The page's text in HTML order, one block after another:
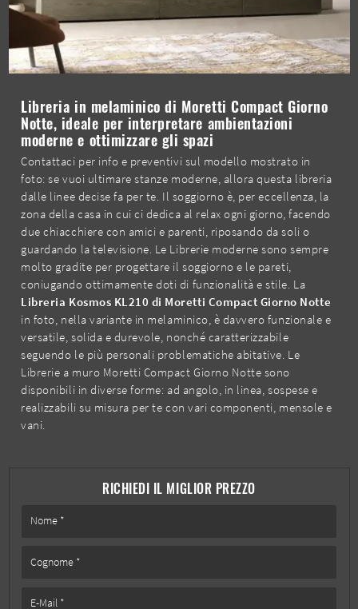
RICHIEDI IL MIGLIOR PREZZO
Libreria in melaminico di Moretti Compact Giorno
Notte, ideale per interpretare ambientazioni
moderne e ottimizzare gli spazi
Contattaci per info e preventivi sul modello mostrato in
foto: se vuoi ultimare stanze moderne, allora questa libreria
dalle linee decise fa per te. Il soggiorno è, per eccellenza, la
zona della casa in cui ci dedica al relax ogni giorno, facendo
due chiacchiere con amici e parenti, riposando da soli o
guardando la televisione. Le Librerie moderne sono sempre
molto gradite per progettare il soggiorno e le pareti,
coniugando ottimamente doti di funzionalità e stile. La
Libreria Kosmos KL210 di Moretti Compact Giorno Notte
in foto, nella variante in melaminico, è davvero funzionale e
versatile, solida e durevole, nonché caratterizzabile
seguendo le più personali problematiche abitative. Le
Librerie a muro Moretti Compact Giorno Notte sono
disponibili in diverse forme: ad angolo, in linea, sospese e
realizzabili su misura per te con vari componenti, mensole e
vani.